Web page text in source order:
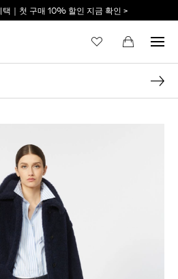
｜첫 구매 10% 할인 지금 확인 >
를 잊어버리셨습니까?
로그인